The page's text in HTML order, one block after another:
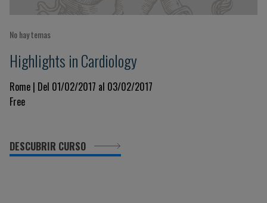
No hay temas
Highlights in Cardiology
Rome | Del 01/02/2017 al 03/02/2017
Free
DESCUBRIR CURSO